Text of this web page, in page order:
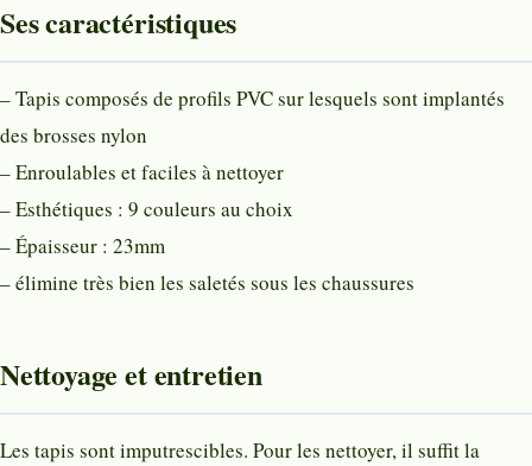
Ses caractéristiques
– Tapis composés de profils PVC sur lesquels sont implantés
des brosses nylon
– Enroulables et faciles à nettoyer
– Esthétiques : 9 couleurs au choix
– Épaisseur : 23mm
– élimine très bien les saletés sous les chaussures
Nettoyage et entretien
Les tapis sont imputrescibles. Pour les nettoyer, il suffit la